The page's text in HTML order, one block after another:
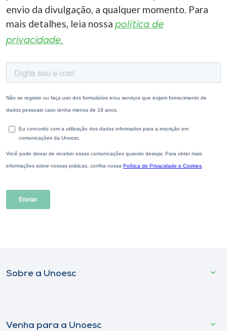
envio da divulgação, a qualquer momento. Para
mais detalhes, leia nossa política de
privacidade.
Sobre a Unoesc
Venha para a Unoesc